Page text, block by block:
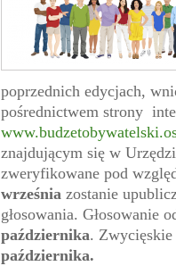
poprzednich edycjach,
pośrednictwem strony
znajdującym się w
zweryfikowane pod
września zostanie
głosowania. Głosowanie
października. Zwycięskie
października.